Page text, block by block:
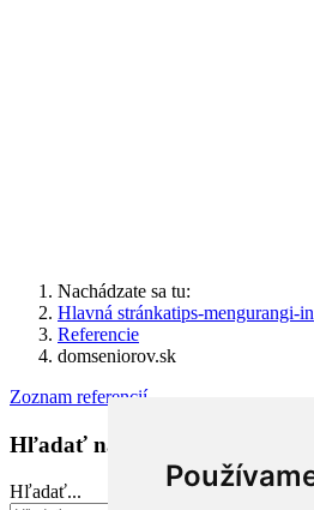
Nachádzate sa tu:
Hlavná stránkatips-mengurangi-
Referencie
domseniorov.sk
Zoznam referencií
Hľadať na stránke
Hľadať...